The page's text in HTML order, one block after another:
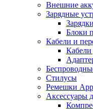
Внешние
Зарядные
Блоки
Кабели и
Кабели
Стилусы
Ремешки
Аксессуары